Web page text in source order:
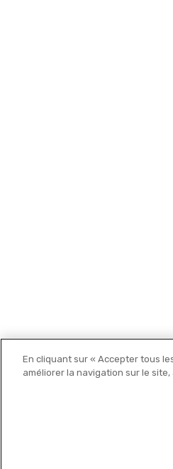
En cliquant sur « Accepter tous
améliorer la navigation sur le